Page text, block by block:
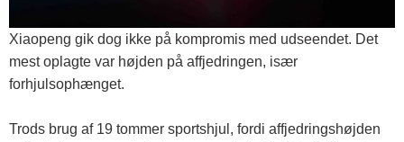
Xiaopeng gik dog ikke på kompromis med udseendet. Det
mest oplagte var højden på affjedringen, især
forhjulsophænget.
Trods brug af 19 tommer sportshjul, fordi affjedringshøjden